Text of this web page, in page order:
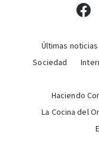
Últimas noticias
Sociedad
Haciendo
La Cocina del